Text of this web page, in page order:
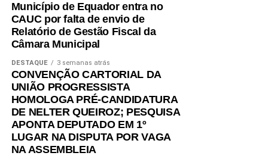
Município de Equador entra no
CAUC por falta de envio de
Relatório de Gestão Fiscal da
Câmara Municipal
DESTAQUE 3 semanas atrás
CONVENÇÃO CARTORIAL DA
UNIÃO PROGRESSISTA
HOMOLOGA PRÉ-CANDIDATURA
DE NELTER QUEIROZ; PESQUISA
APONTA DEPUTADO EM 1º
LUGAR NA DISPUTA POR VAGA
NA ASSEMBLEIA